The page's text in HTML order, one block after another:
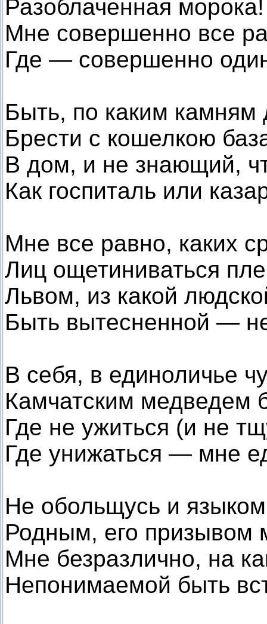
Разоблаченная морока!
Мне совершенно все
Где — совершенно
Быть, по каким камням
Брести с кошелкою
В дом, и не знающий,
Как госпиталь или
Мне все равно, каких
Лиц ощетиниваться
Львом, из какой
Быть вытесненной —
В себя, в единоличье
Камчатским медведем
Где не ужиться (и не
Где унижаться — мне
Не обольщусь и языком
Родным, его призывом
Мне безразлично, на
Непонимаемой быть